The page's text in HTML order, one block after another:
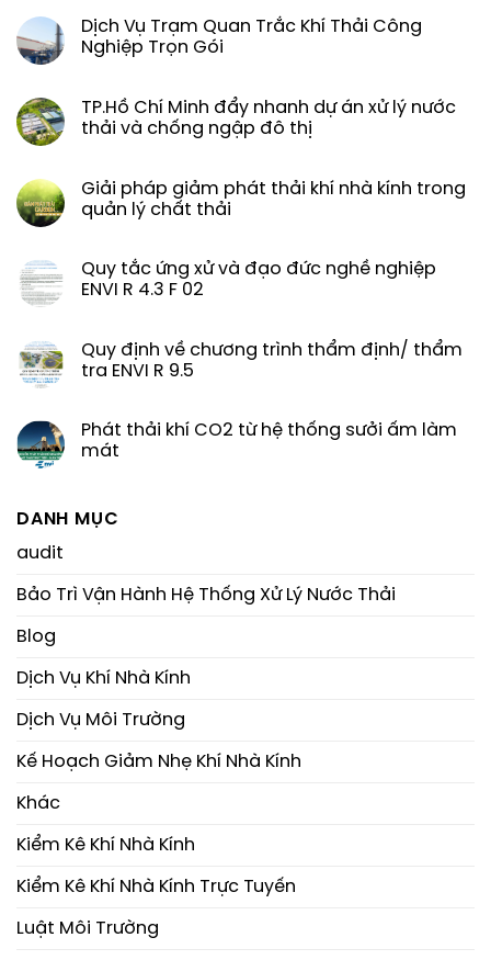
Dịch Vụ Trạm Quan Trắc Khí Thải Công
Nghiệp Trọn Gói
TP.Hồ Chí Minh đẩy nhanh dự án xử lý nước
thải và chống ngập đô thị
Giải pháp giảm phát thải khí nhà kính trong
quản lý chất thải
Quy tắc ứng xử và đạo đức nghề nghiệp
ENVI R 4.3 F 02
Quy định về chương trình thẩm định/ thẩm
tra ENVI R 9.5
Phát thải khí CO2 từ hệ thống sưởi ấm làm
mát
DANH MỤC
audit
Bảo Trì Vận Hành Hệ Thống Xử Lý Nước Thải
Blog
Dịch Vụ Khí Nhà Kính
Dịch Vụ Môi Trường
Kế Hoạch Giảm Nhẹ Khí Nhà Kính
Khác
Kiểm Kê Khí Nhà Kính
Kiểm Kê Khí Nhà Kính Trực Tuyến
Luật Môi Trường